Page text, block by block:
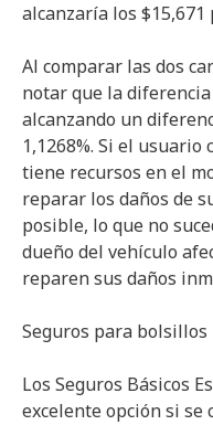
alcanzaría los $15,671
Al comparar las dos
notar que la
alcanzando un
1,1268%. Si el
tiene recursos en el
reparar los daños de
posible, lo que no
dueño del vehículo
reparen sus daños
Seguros para
Los Seguros Básicos
excelente opción si se